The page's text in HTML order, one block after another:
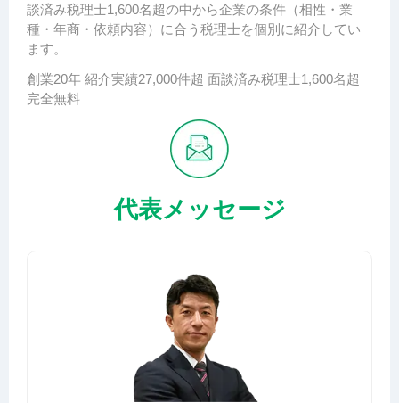
談済み税理士1,600名超の中から企業の条件（相性・業
種・年商・依頼内容）に合う税理士を個別に紹介してい
ます。
創業20年 紹介実績27,000件超 面談済み税理士1,600名超
完全無料
代表メッセージ